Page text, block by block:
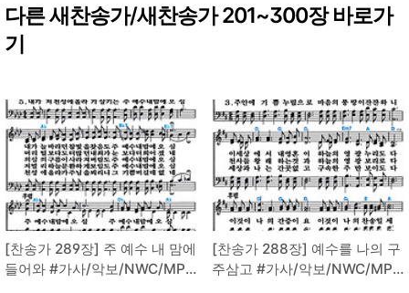
다른 새찬송가/새찬송가 201~300장 바로가
기
[찬송가 289장] 주 예수 내 맘에
들어와 #가사/악보/NWC/MP3
[찬송가 288장] 예수를 나의 구
주삼고 #가사/악보/NWC/MP3